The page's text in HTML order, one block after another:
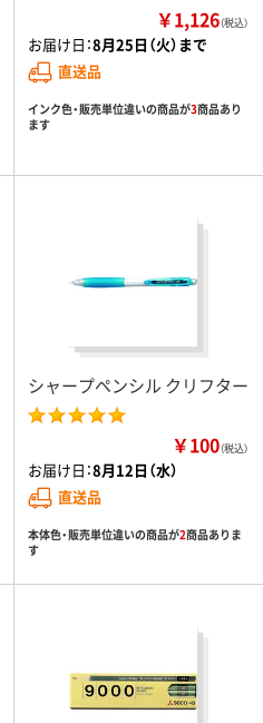
￥1,126（税込）
お届け日：8月25日（火）まで
直送品
インク色・販売単位違いの商品が3商品あり
ます
シャープペンシル クリフター
￥100（税込）
お届け日：8月12日（水）
直送品
本体色・販売単位違いの商品が2商品ありま
す